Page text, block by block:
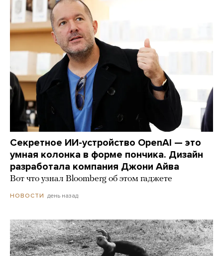
Секретное ИИ-устройство OpenAI — это
умная колонка в форме пончика. Дизайн
разработала компания Джони Айва
Вот что узнал Bloomberg об этом гаджете
НОВОСТИ день назад